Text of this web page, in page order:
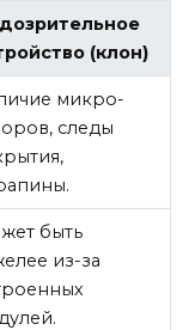
(клон)
микро-
следы
быть
из-за